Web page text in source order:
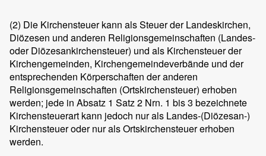
(2) Die Kirchensteuer kann als Steuer der Landeskirchen,
Diözesen und anderen Religionsgemeinschaften (Landes-
oder Diözesankirchensteuer) und als Kirchensteuer der
Kirchengemeinden, Kirchengemeindeverbände und der
entsprechenden Körperschaften der anderen
Religionsgemeinschaften (Ortskirchensteuer) erhoben
werden; jede in Absatz 1 Satz 2 Nrn. 1 bis 3 bezeichnete
Kirchensteuerart kann jedoch nur als Landes-(Diözesan-)
Kirchensteuer oder nur als Ortskirchensteuer erhoben
werden.